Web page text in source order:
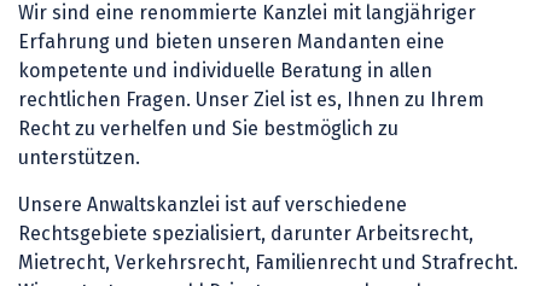
Wir sind eine renommierte Kanzlei mit langjähriger
Erfahrung und bieten unseren Mandanten eine
kompetente und individuelle Beratung in allen
rechtlichen Fragen. Unser Ziel ist es, Ihnen zu Ihrem
Recht zu verhelfen und Sie bestmöglich zu
unterstützen.
Unsere Anwaltskanzlei ist auf verschiedene
Rechtsgebiete spezialisiert, darunter Arbeitsrecht,
Mietrecht, Verkehrsrecht, Familienrecht und Strafrecht.